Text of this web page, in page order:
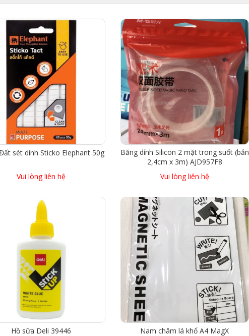
sét dính Sticko Elephant 50g
Vui lòng liên hệ
Băng dính Silicon 2 mặt trong suốt (bản
2,4cm x 3m) AJD957F8
Vui lòng liên hệ
Hồ sữa Deli 39446 Nam châm lá khổ A4 MagX